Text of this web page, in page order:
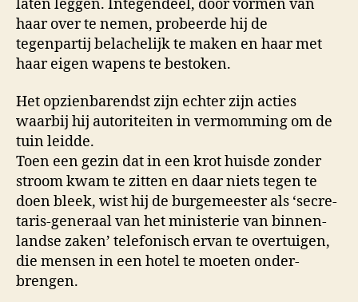
laten leg­gen. Integendeel, door vormen van
haar over te nemen, probeer­de hij de
tegenpartij belachelijk te maken en haar met
haar eigen wapens te bestoken.
Het opzienbarendst zijn echter zijn acties
waarbij hij autori­teiten in vermomming om de
tuin leidde.
Toen een gezin dat in een krot huisde zonder
stroom kwam te zitten en daar niets tegen te
doen bleek, wist hij de burge­meester als ‘secre­
taris-generaal van het ministerie van binnen­
landse zaken’ telefo­nisch ervan te overtuigen,
die mensen in een hotel te moeten onder­
brengen.